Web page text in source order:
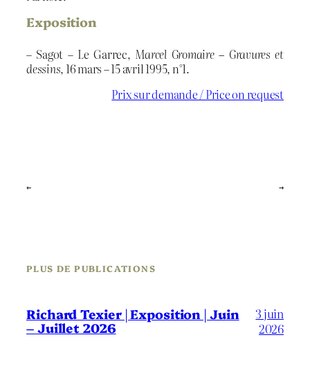
Exposition
– Sagot – Le Garrec, Marcel Gromaire – Gravures et
dessins, 16 mars – 15 avril 1995, n°1.
Prix sur demande / Price on request
← →
PLUS DE PUBLICATIONS
Richard Texier | Exposition | Juin
– Juillet 2026
3 juin
2026